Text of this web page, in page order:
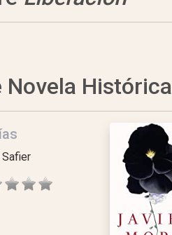
Histórica
Safier